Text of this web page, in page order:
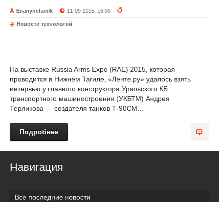
Enanyncfanilk 11-09-2015, 16:00
Новости технологий
На выставке Russia Arms Expo (RAE) 2015, которая
проводится в Нижнем Тагиле, «Ленте.ру» удалось взять
интервью у главного конструктора Уральского КБ
транспортного машиностроения (УКБТМ) Андрея
Терликова — создателя танков Т-90СМ...
Подробнее
Навигация
Все последние новости